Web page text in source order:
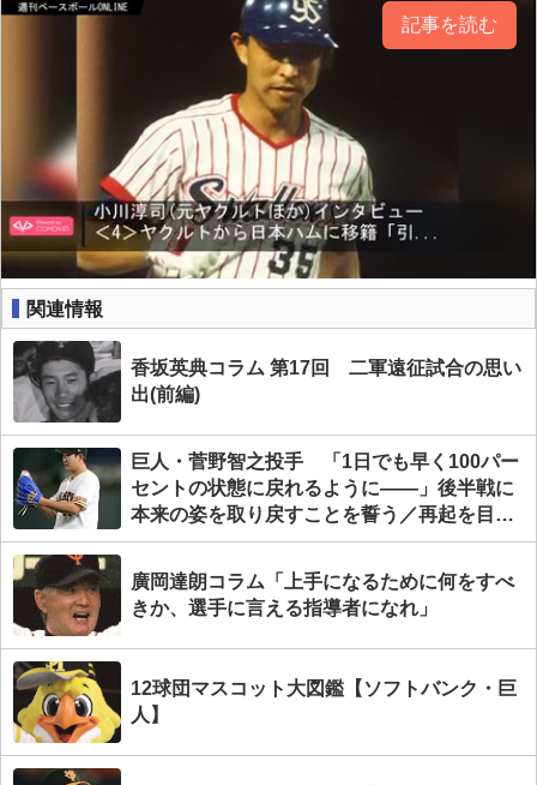
記事を読む
関連情報
香坂英典コラム 第17回 二軍遠征試合の思い
出(前編)
巨人・菅野智之投手 「1日でも早く100パー
セントの状態に戻れるように――」後半戦に
本来の姿を取り戻すことを誓う／再起を目指
す
廣岡達朗コラム「上手になるために何をすべ
きか、選手に言える指導者になれ」
12球団マスコット大図鑑【ソフトバンク・巨
人】